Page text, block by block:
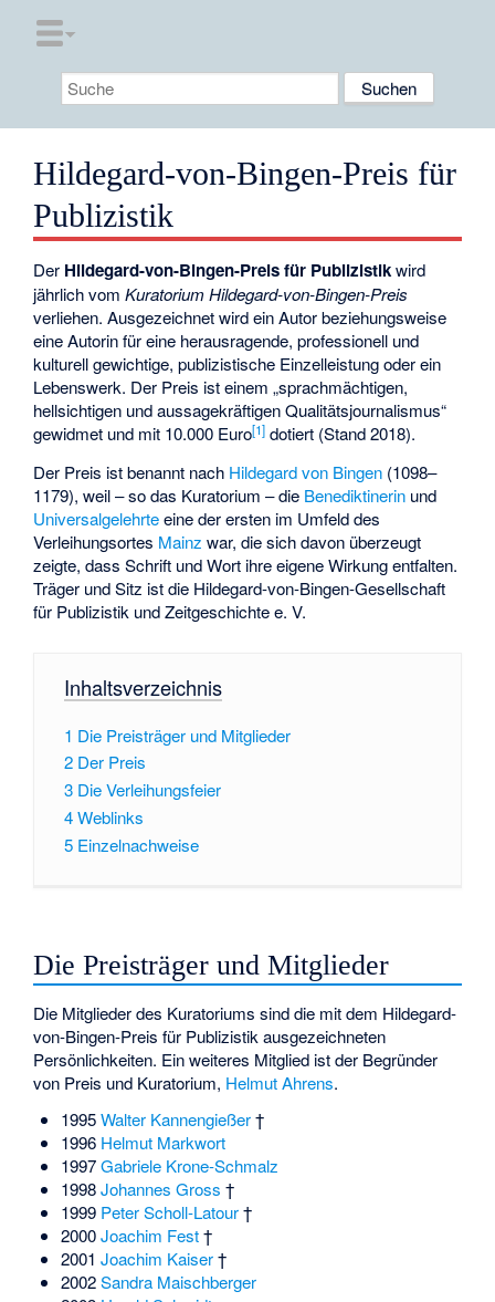
Hildegard-von-Bingen-Preis für
Publizistik
Der Hildegard-von-Bingen-Preis für Publizistikwird
jährlich vomKuratorium Hildegard-von-Bingen-Preis
verliehen. Ausgezeichnet wird ein Autor beziehungsweise
eine Autorin für eine herausragende, professionell und
kulturell gewichtige, publizistische Einzelleistung oder ein
Lebenswerk. Der Preis ist einem „sprachmächtigen,
hellsichtigen und aussagekräftigen Qualitätsjournalismus“
gewidmet und mit 10.000 Euro[1] dotiert (Stand 2018).
Der Preis ist benannt nach Hildegard von Bingen (1098–
1179), weil – so das Kuratorium – die Benediktinerin und
Universalgelehrteeine der ersten im Umfeld des
Verleihungsortes Mainz war, die sich davon überzeugt
zeigte, dass Schrift und Wort ihre eigene Wirkung entfalten.
Träger und Sitz ist die Hildegard-von-Bingen-Gesellschaft
für Publizistik und Zeitgeschichte e. V.
Inhaltsverzeichnis
1 Die Preisträger und Mitglieder
2 Der Preis
3 Die Verleihungsfeier
4Weblinks
5 Einzelnachweise
Die Preisträger und Mitglieder
Die Mitglieder des Kuratoriums sind die mit dem Hildegard-
von-Bingen-Preis für Publizistik ausgezeichneten
Persönlichkeiten. Ein weiteres Mitglied ist der Begründer
von Preis und Kuratorium, Helmut Ahrens.
1995Walter Kannengießer†
1996 Helmut Markwort
1997Gabriele Krone-Schmalz
1998Johannes Gross †
1999 Peter Scholl-Latour†
2000Joachim Fest†
2001 Joachim Kaiser†
2002Sandra Maischberger